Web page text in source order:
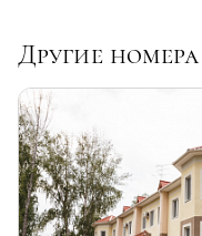
Другие номера